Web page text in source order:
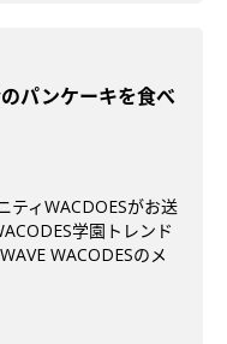
パンケーキを食べ
ティWACDOESがお送
学園トレンド
WACODESのメ